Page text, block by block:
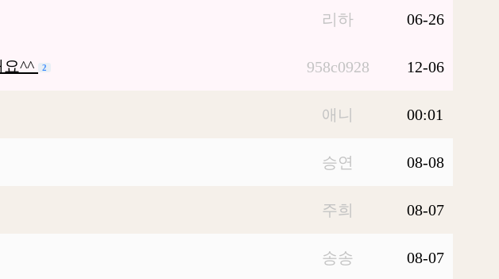
리하 06-26
요^^ 2 958c0928 12-06
애니 00:01
승연 08-08
주희 08-07
송송 08-07